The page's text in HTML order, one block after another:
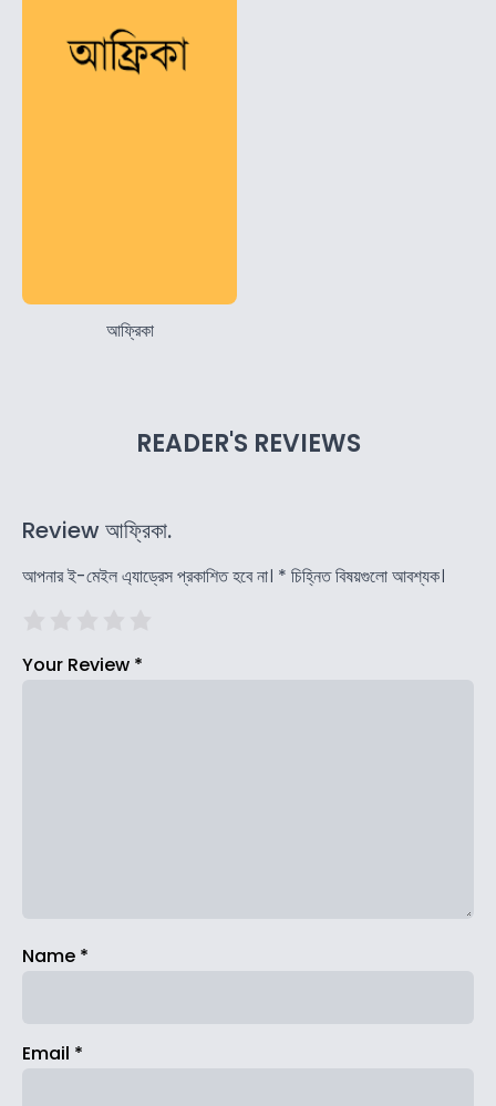
আফ্রিকা
READER'S REVIEWS
Review আফ্রিকা.
আপনার ই-মেইল এ্যাড্রেস প্রকাশিত হবে না। * চিহ্নিত বিষয়গুলো আবশ্যক।
Your Review *
Name *
Email *